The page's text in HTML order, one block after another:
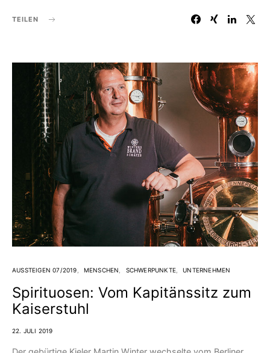
TEILEN
AUSSTEIGEN 07/2019 MENSCHEN SCHWERPUNKTE UNTERNEHMEN
Spirituosen: Vom Kapitänssitz zum
Kaiserstuhl
22. JULI 2019